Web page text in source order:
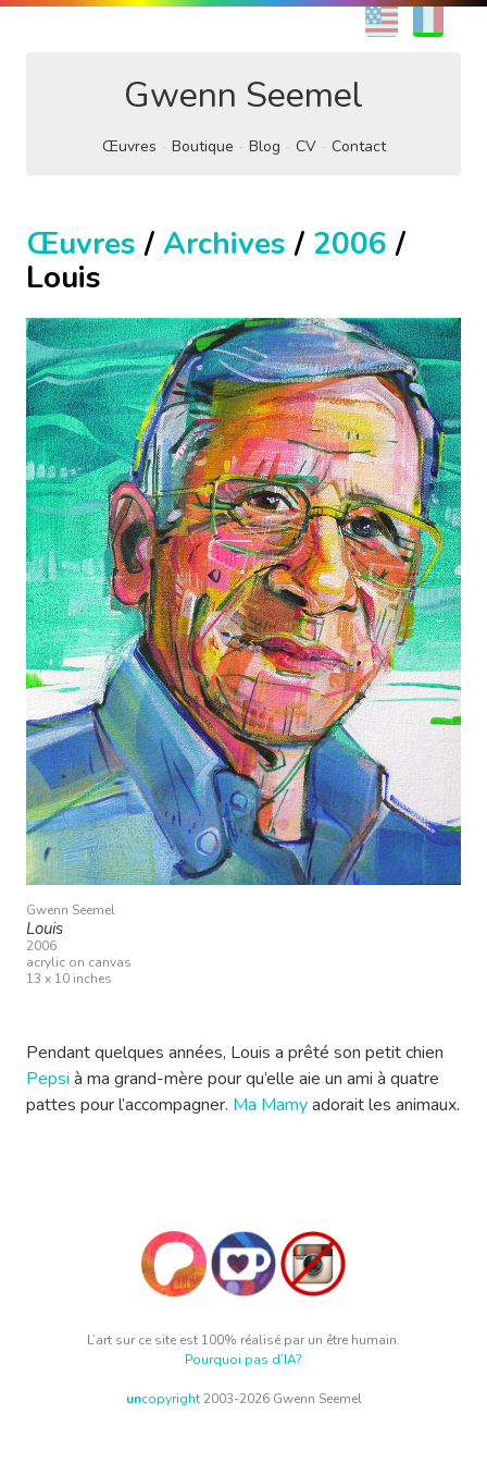
EN
Gwenn Seemel
Œuvres Boutique Blog CV Contact
Œuvres / Archives / 2006 /
Louis
Gwenn Seemel
Louis
2006
acrylic on canvas
13 x 10 inches
Pendant quelques années, Louis a prêté son petit chien
Pepsi à ma grand-mère pour qu’elle aie un ami à quatre
pattes pour l’accompagner. Ma Mamyadorait les animaux.
L’art sur ce site est 100% réalisé par un être humain.
Pourquoi pas d’IA?
uncopyright2003-2026 Gwenn Seemel